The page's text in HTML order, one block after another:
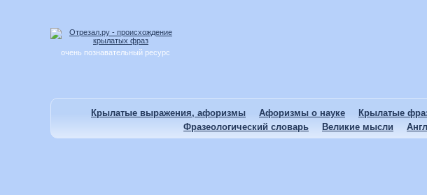
очень познавательный ресурс
Крылатые выражения, афоризмы Афоризмы о науке Крылатые
Фразеологический словарь
Великие мысли